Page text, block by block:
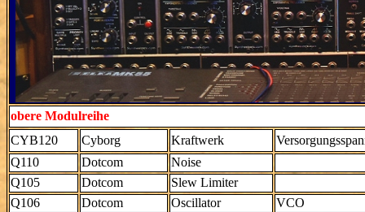
obere Modulreihe
CYB120
Cyborg Kraftwerk
Q110
Dotcom
Noise
Q105
Dotcom
Slew Limiter
Q106
Dotcom Oscillator
VCO